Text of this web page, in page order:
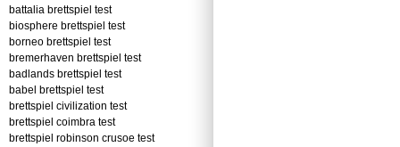
battalia brettspiel test
biosphere brettspiel test
borneo brettspiel test
bremerhaven brettspiel test
badlands brettspiel test
babel brettspiel test
brettspiel civilization test
brettspiel coimbra test
brettspiel robinson crusoe test